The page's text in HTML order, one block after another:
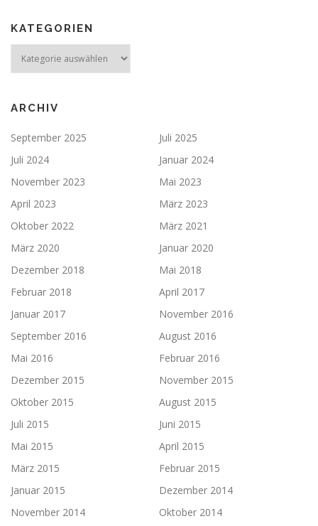
KATEGORIEN
ARCHIV
September 2025
Juli 2025
Juli 2024
Januar 2024
November 2023
Mai 2023
April 2023
März 2023
Oktober 2022
März 2021
März 2020
Januar 2020
Dezember 2018
Mai 2018
Februar 2018
April 2017
Januar 2017
November 2016
September 2016
August 2016
Mai 2016
Februar 2016
Dezember 2015
November 2015
Oktober 2015
August 2015
Juli 2015
Juni 2015
Mai 2015
April 2015
März 2015
Februar 2015
Januar 2015
Dezember 2014
November 2014
Oktober 2014